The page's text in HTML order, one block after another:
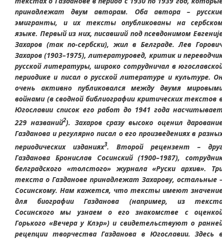
принадлежат двум авторам. Оба автора –
эмигранты, и их тексты опубликованы на
языке. Первый из них, писавший под псевдонимом
Захаров (так по-сербски), жил в Белграде. Лев
Захаров (1903–1975), литературовед, критик и
русской литературы, широко сотрудничал в
периодике и писал о русской литературе и культуре.
очень активно публиковался между двумя
войнами (в сводной библиографии критических текстов
Югославии список его работ до 1941 года
229 названий2). Захаров сразу высоко оценил
Газданова и регулярно писал о его произведениях в
периодических изданиях3. Второй рецензент –
Газданова Бронислав Сосинский (1900–1987),
белградского «толстого» журнала «Руски архив».
текста о Газданове принадлежат Захарову, остальные
Сосинскому. Нам кажется, что тексты имеют
для биографии Газданова (например, из
Сосинского мы узнаем о его знакомстве с
Горького «Вечера у Клэр») и свидетельствуют о
рецепции творчества Газданова в Югославии. Здесь